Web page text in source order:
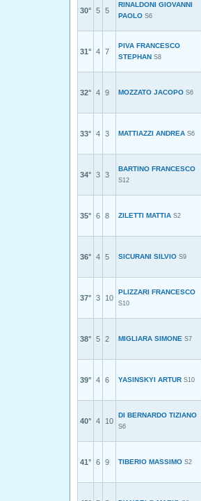
30° 5 5
RINALDONI GIOVANNI
PAOLO S6
31° 4 7
PIVA FRANCESCO
STEPHAN S8
32° 4 9 MOZZATO JACOPO S6
33° 4 3 MATTIAZZI ANDREA S6
34° 3 3
BARTINO FRANCESCO
S12
35° 6 8 ZILETTI MATTIA S2
36° 4 5 SICURANI SILVIO S9
37° 3 10
PLIZZARI FRANCESCO
S10
38° 5 2 MIGLIARA SIMONE S7
39° 4 6 YASINSKYI ARTUR S10
40° 4 10
DI BERNARDO TIZIANO
S6
41° 6 9 TIBERIO MASSIMO S2